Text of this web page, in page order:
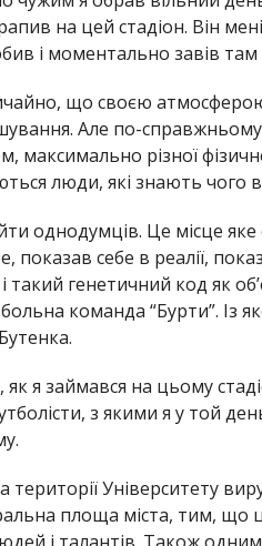
на цей стадіон. Він
і моментально завів там
що своєю
Але по-
різної
люди, які знають чого
однодумців. Це місце
показав себе в реалії,
такий генетичний код як
команда “Бурти”. Із
я займався на цьому
з якими я у той
території Університету
площа міста, тим, що